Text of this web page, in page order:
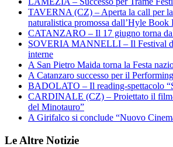
TAVERNA (CZ) – Aperta la call per la
naturalistica promossa dall’Hyle Book
CATANZARO – Il 17 giugno torna
SOVERIA MANNELLI – Il Festival
interne
A San Pietro Maida torna la Festa
A Catanzaro successo per il
BADOLATO – Il reading-spettacolo
CARDINALE (CZ) – Proiettato il
del Minotauro”
A Girifalco si conclude “Nuovo
Le Altre Notizie